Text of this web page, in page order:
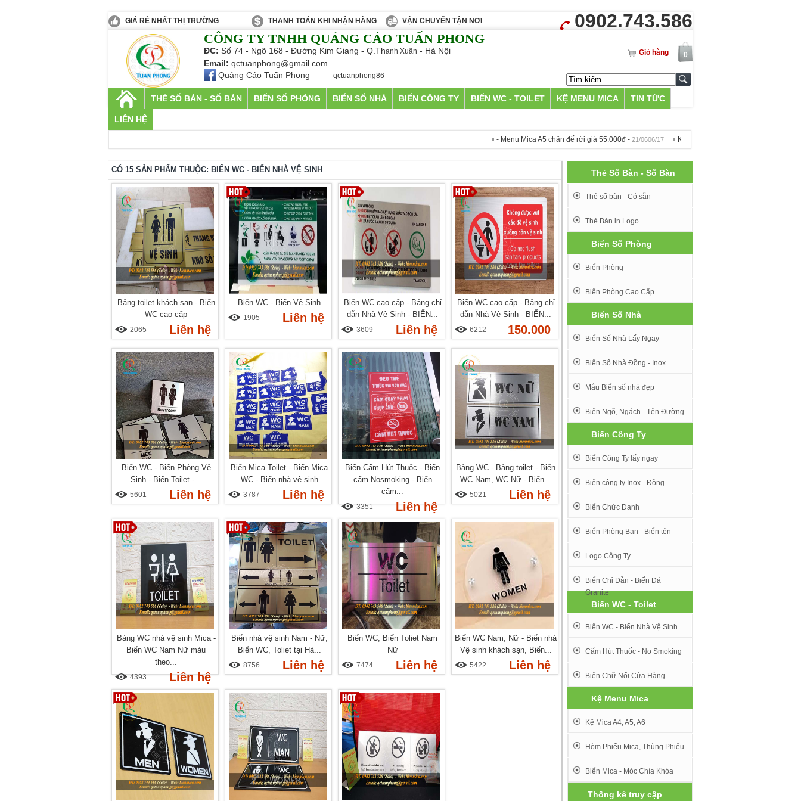
GIÁ RẺ NHẤT THỊ TRƯỜNG THANH TOÁN KHI NHẬN HÀNG VẬN CHUYỂN TẬN NƠI 0902.743.586
CÔNG TY TNHH QUẢNG CÁO TUẤN PHONG
ĐC: Số 74 - Ngõ 168 - Đường Kim Giang - Q.Thanh Xuân - Hà Nội
Email: qctuanphong@gmail.com
Quảng Cáo Tuấn Phong
qctuanphong86
Giỏ hàng 0
THẺ SỐ BÀN - SỐ BÀN BIỂN SỐ PHÒNG BIỂN SỐ NHÀ BIỂN CÔNG TY BIỂN WC - TOILET KỆ MENU MICA TIN TỨC
LIÊN HỆ
- Menu Mica A5 chân đế rời giá 55.000đ -21/0606/17 Khắc Bia Mộ tại Hà Nội - 500k -
CÓ 15 SẢN PHẨM THUỘC: BIỂN WC - BIỂN NHÀ VỆ SINH
Bảng toilet khách sạn - Biển
WC cao cấp
2065 Liên hệ
Biển WC - Biển Vệ Sinh
1905 Liên hệ
Biển WC cao cấp - Bảng chỉ
dẫn Nhà Vệ Sinh - BIỂN...
3609 Liên hệ
Biển WC cao cấp - Bảng chỉ
dẫn Nhà Vệ Sinh - BIỂN...
6212 150.000
Biển WC - Biển Phòng Vệ
Sinh - Biển Toilet -...
5601 Liên hệ
Biển Mica Toilet - Biển Mica
WC - Biển nhà vệ sinh
3787 Liên hệ
Biển Cấm Hút Thuốc - Biển
cấm Nosmoking - Biển
cấm...
3351 Liên hệ
Bảng WC - Bảng toilet - Biển
WC Nam, WC Nữ - Biển...
5021 Liên hệ
Bảng WC nhà vệ sinh Mica -
Biển WC Nam Nữ màu
theo...
4393 Liên hệ
Biển nhà vệ sinh Nam - Nữ,
Biển WC, Toliet tại Hà...
8756 Liên hệ
Biển WC, Biển Toliet Nam
Nữ
7474 Liên hệ
Biển WC Nam, Nữ - Biển nhà
Vệ sinh khách sạn, Biển...
5422 Liên hệ
Thẻ Số Bàn - Số Bàn
Thẻ số bàn - Có sẵn
Thẻ Bàn in Logo
Biển Số Phòng
Biển Phòng
Biển Phòng Cao Cấp
Biển Số Nhà
Biển Số Nhà Lấy Ngay
Biển Số Nhà Đồng - Inox
Mẫu Biển số nhà đẹp
Biển Ngõ, Ngách - Tên Đường
Biển Công Ty
Biển Công Ty lấy ngay
Biển công ty Inox - Đồng
Biển Chức Danh
Biển Phòng Ban - Biển tên
Logo Công Ty
Biển Chỉ Dẫn - Biển Đá
Granite
Biển WC - Toilet
Biển WC - Biển Nhà Vệ Sinh
Cấm Hút Thuốc - No Smoking
Biển Chữ Nổi Cửa Hàng
Kệ Menu Mica
Kệ Mica A4, A5, A6
Hòm Phiếu Mica, Thùng Phiếu
Biển Mica - Móc Chìa Khóa
Thống kê truy cập